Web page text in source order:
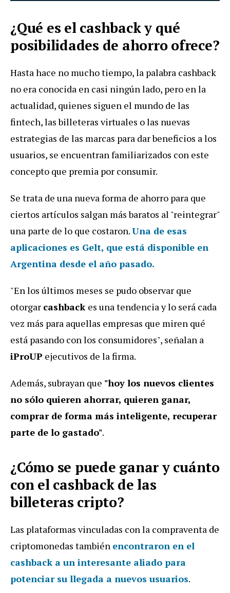
¿Qué es el cashback y qué
posibilidades de ahorro ofrece?
Hasta hace no mucho tiempo, la palabra cashback
no era conocida en casi ningún lado, pero en la
actualidad, quienes siguen el mundo de las
fintech, las billeteras virtuales o las nuevas
estrategias de las marcas para dar beneficios a los
usuarios, se encuentran familiarizados con este
concepto que premia por consumir.
Se trata de una nueva forma de ahorro para que
ciertos artículos salgan más baratos al "reintegrar"
una parte de lo que costaron.Una de esas
aplicaciones es Gelt, que está disponible en
Argentina desde el año pasado.
"En los últimos meses se pudo observar que
otorgar cashback es una tendencia y lo será cada
vez más para aquellas empresas que miren qué
está pasando con los consumidores", señalan a
iProUP ejecutivos de la firma.
Además, subrayan que "hoy los nuevos clientes
no sólo quieren ahorrar, quieren ganar,
comprar de forma más inteligente, recuperar
parte de lo gastado".
¿Cómo se puede ganar y cuánto
con el cashback de las
billeteras cripto?
Las plataformas vinculadas con la compraventa de
criptomonedas también encontraron en el
cashback a un interesante aliado para
potenciar su llegada a nuevos usuarios.